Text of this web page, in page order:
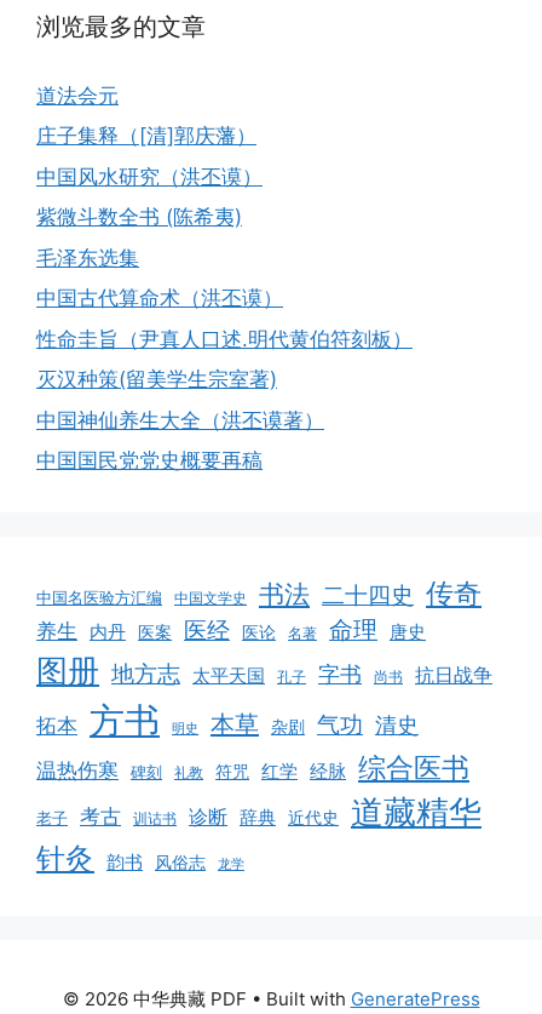
浏览最多的文章
道法会元
庄子集释（[清]郭庆藩）
中国风水研究（洪丕谟）
紫微斗数全书 (陈希夷)
毛泽东选集
中国古代算命术（洪丕谟）
性命圭旨（尹真人口述.明代黄伯符刻板）
灭汉种策(留美学生宗室著)
中国神仙养生大全（洪丕谟著）
中国国民党党史概要再稿
中国名医验方汇编 中国文学史 书法 二十四史 传奇
养生 内丹 医案 医经 医论 名著 命理 唐史
图册 地方志 太平天国 孔子 字书 尚书 抗日战争
拓本 方书 明史 本草 杂剧 气功 清史
温热伤寒 碑刻 礼教 符咒 红学 经脉 综合医书
老子 考古 训诂书 诊断 辞典 近代史 道藏精华
针灸 韵书 风俗志 龙学
© 2026 中华典藏 PDF • Built with GeneratePress